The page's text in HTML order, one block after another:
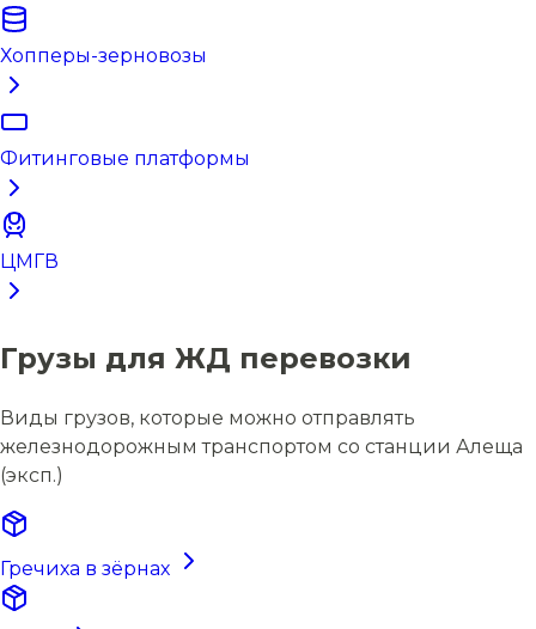
Хопперы-зерновозы
Фитинговые платформы
ЦМГВ
Грузы для ЖД перевозки
Виды грузов, которые можно отправлять
железнодорожным транспортом со станции Алеща
(эксп.)
Гречиха в зёрнах